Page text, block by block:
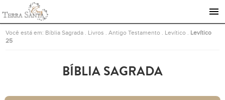
Ir para a página inicial
Você está em: Bíblia Sagrada Livros .Antigo Testamento Levítico
Levítico
25
BÍBLIA SAGRADA